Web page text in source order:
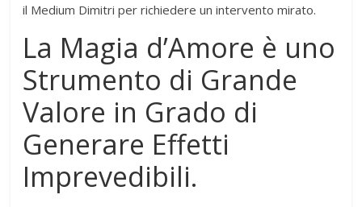
il Medium Dimitri per richiedere un intervento mirato.
La Magia d’Amore è uno
Strumento di Grande
Valore in Grado di
Generare Effetti
Imprevedibili.